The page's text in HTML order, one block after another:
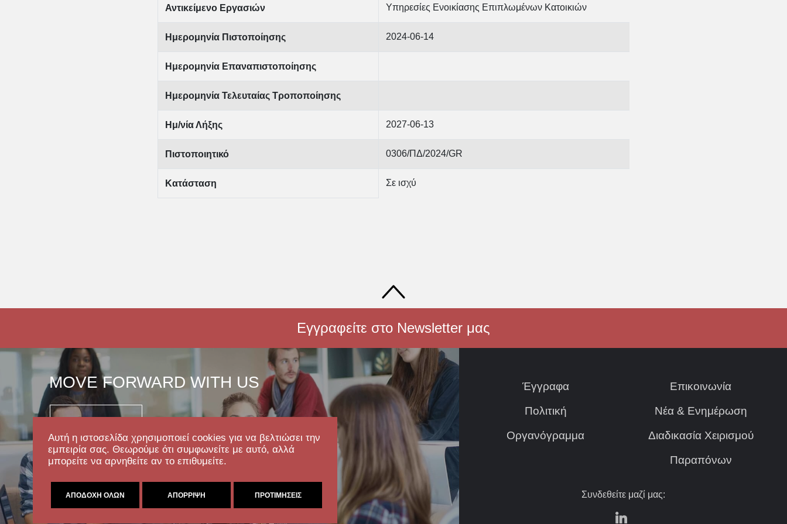
Αυτή η ιστοσελίδα χρησιμοποιεί cookies για να βελτιώσει την
εμπειρία σας. Θεωρούμε ότι συμφωνείτε με αυτό, αλλά
μπορείτε να αρνηθείτε αν το επιθυμείτε.
ΑΠΟΔΟΧΉ ΌΛΩΝ ΑΠΌΡΡΙΨΗ ΠΡΟΤΙΜΉΣΕΙΣ
Αντικείμενο Εργασιών Υπηρεσίες Ενοικίασης Επιπλωμένων Κατοικιών
Ημερομηνία Πιστοποίησης 2024-06-14
Ημερομηνία Επαναπιστοποίησης
Ημερομηνία Τελευταίας Τροποποίησης
Ημ/νία Λήξης 2027-06-13
Πιστοποιητικό 0306/ΠΔ/2024/GR
Κατάσταση Σε ισχύ
Εγγραφείτε στο Newsletter μας
MOVE FORWARD WITH US
Έγγραφα
Πολιτική
Οργανόγραμμα
Επικοινωνία
Νέα & Ενημέρωση
Διαδικασία Χειρισμού
Παραπόνων
Συνδεθείτε μαζί μας: